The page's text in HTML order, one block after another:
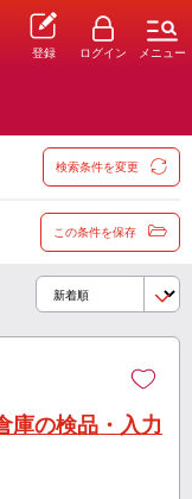
登録 ログイン メニュー
検索条件を変更
この条件を保存
庫の検品・入力